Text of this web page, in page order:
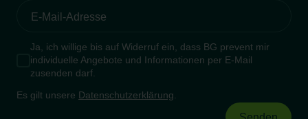
Ja, ich willige bis auf Widerruf ein, dass BG prevent mir
individuelle Angebote und Informationen per E-Mail
zusenden darf.
Es gilt unsere Datenschutzerklärung